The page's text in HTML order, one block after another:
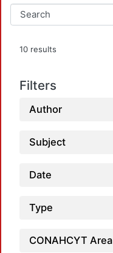
10 results
Filters
Author
Subject
Date
Type
CONAHCYT Area